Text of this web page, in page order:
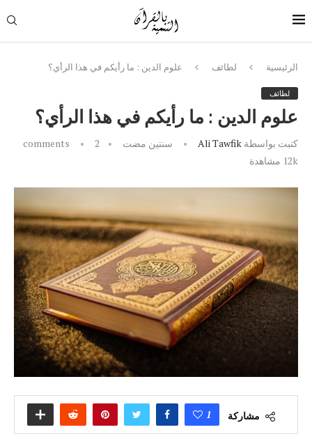
الرئيسية لطائف علوم الدين : ما رأيكم في هذا الرأي؟
لطائف
علوم الدين : ما رأيكم في هذا الرأي؟
كتبت بواسطة Ali Tawfik سنتين مضت
2 comments
12k مشاهدة
مشاركة 1